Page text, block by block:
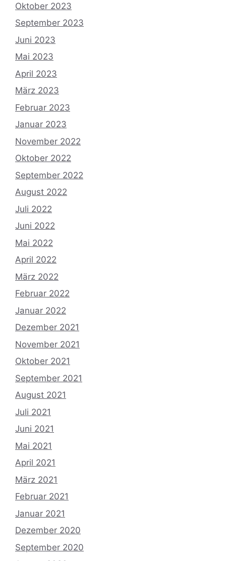
Oktober 2023
September 2023
Juni 2023
Mai 2023
April 2023
März 2023
Februar 2023
Januar 2023
November 2022
Oktober 2022
September 2022
August 2022
Juli 2022
Juni 2022
Mai 2022
April 2022
März 2022
Februar 2022
Januar 2022
Dezember 2021
November 2021
Oktober 2021
September 2021
August 2021
Juli 2021
Juni 2021
Mai 2021
April 2021
März 2021
Februar 2021
Januar 2021
Dezember 2020
September 2020